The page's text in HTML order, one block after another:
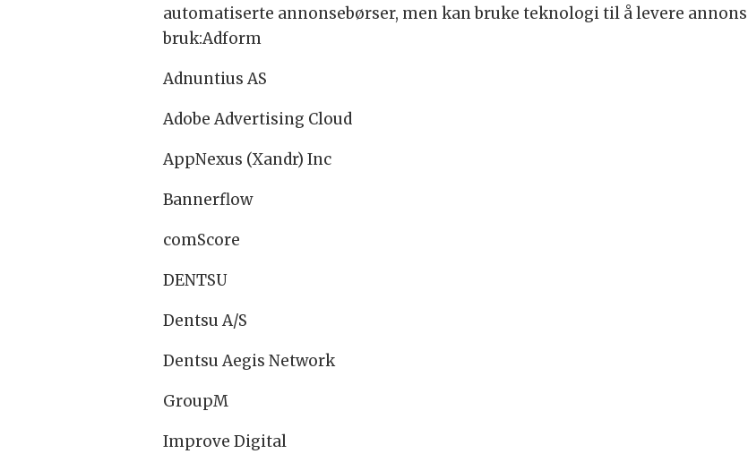
automatiserte annonsebørser, men kan bruke teknologi til å levere
bruk:Adform
Adnuntius AS
Adobe Advertising Cloud
AppNexus (Xandr) Inc
Bannerflow
comScore
DENTSU
Dentsu A/S
Dentsu Aegis Network
GroupM
Improve Digital